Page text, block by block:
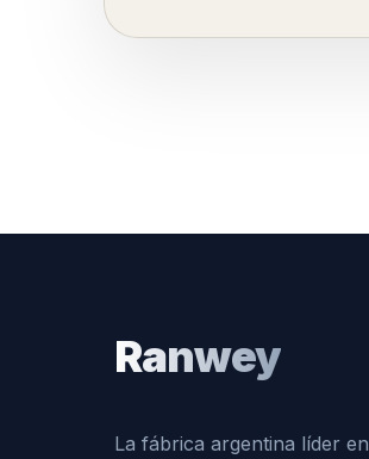
Ranwey
La fábrica argentina líder en